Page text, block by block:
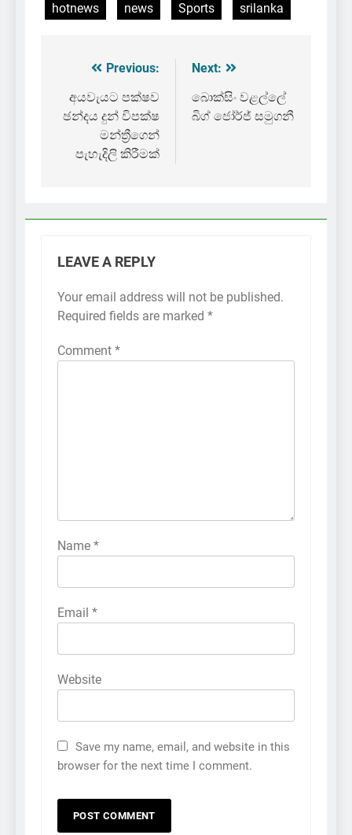
hotnews
news Sports srilanka
Post
navigation
Previous:
අයවැයට පක්ෂව
ඡන්දය දුන් විපක්ෂ
මන්ත්‍රීගෙන්
පැහැදිලි කිරීමක්
Next:
බොක්සිං වළල්ලේ
බිග් ජෝර්ජ් සමුගනී
LEAVE A REPLY
Your email address will not be published.
Required fields are marked *
Comment *
Name *
Email *
Website
Save my name, email, and website in this
browser for the next time I comment.